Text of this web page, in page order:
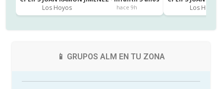
Los Hoyos
hace 9h
Los Hoyos
📱 GRUPOS ALM EN TU ZONA